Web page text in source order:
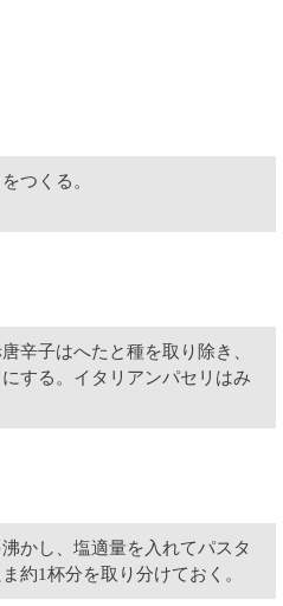
つくる。
辛子はへたと種を取り除き、
する。イタリアンパセリはみ
かし、塩適量を入れてパスタ
約1杯分を取り分けておく。